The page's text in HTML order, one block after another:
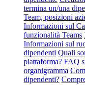
termina un/una
Team, posizioni
Informazioni sul
funzionalità Teams
Informazioni sul
dipendenti Quali
piattaforma? FAQ
organigramma
dipendenti?